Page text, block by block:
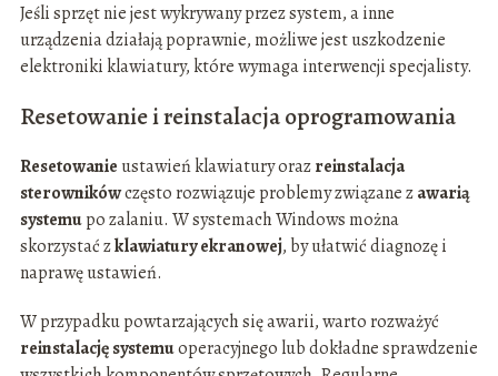
Jeśli sprzęt nie jest wykrywany przez system, a inne
urządzenia działają poprawnie, możliwe jest uszkodzenie
elektroniki klawiatury, które wymaga interwencji specjalisty.
Resetowanie i reinstalacja oprogramowania
Resetowanie ustawień klawiatury orazreinstalacja
sterownikówczęsto rozwiązuje problemy związane zawarią
systemupo zalaniu. W systemach Windows można
skorzystać zklawiatury ekranowej, by ułatwić diagnozę i
naprawę ustawień.
W przypadku powtarzających się awarii, warto rozważyć
reinstalację systemuoperacyjnego lub dokładne sprawdzenie